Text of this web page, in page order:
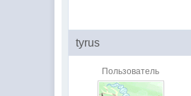
tyrus
Пользователь